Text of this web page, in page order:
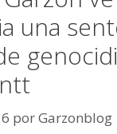
una
porGarzonblog